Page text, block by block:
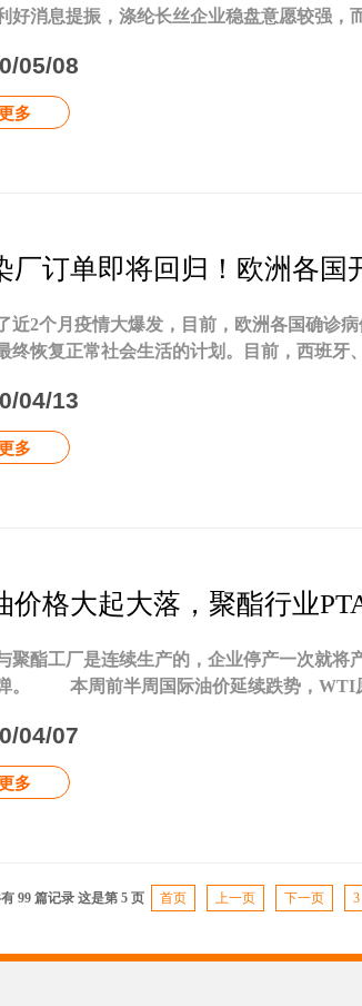
好消息提振，涤纶长丝企业稳盘意愿较强，
05/08
多
厂订单即将回归！欧洲各国
近2个月疫情大爆发，目前，欧洲各国确诊
终恢复正常社会生活的计划。目前，西班牙
04/13
多
价格大起大落，聚酯行业
聚酯工厂是连续生产的，企业停产一次就
。 本周前半周国际油价延续跌势，WTI
04/07
多
99 篇记录 这是第 5 页 首页 上一页 下一页 3